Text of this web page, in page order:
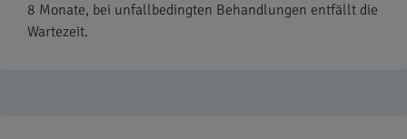
8 Monate, bei unfallbedingten Behandlungen entfällt die
Wartezeit.